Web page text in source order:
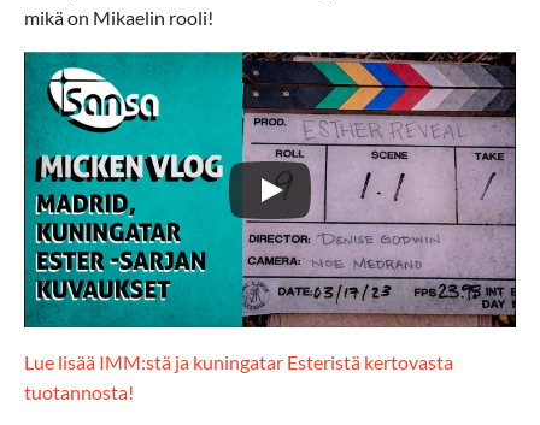
mikä on Mikaelin rooli!
Lue lisää IMM:stä ja kuningatar Esteristä kertovasta
tuotannosta!